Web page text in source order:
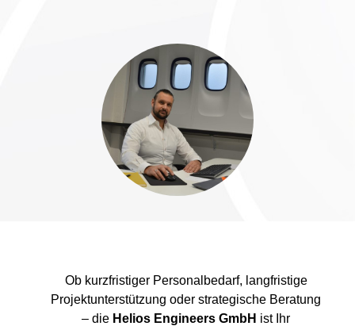
Ob kurzfristiger Personalbedarf, langfristige
Projektunterstützung oder strategische Beratung
– die Helios Engineers GmbH ist Ihr